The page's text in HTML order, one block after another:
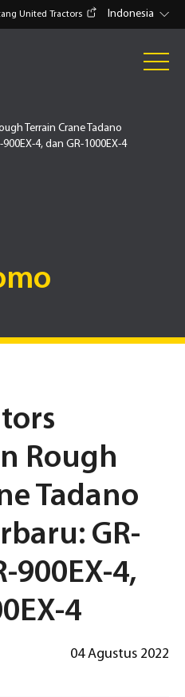
United Tractors Indonesia
Terrain Crane Tadano
4, dan GR-1000EX-4
Rough
Tadano
GR-
900EX-4,
4
04 Agustus 2022